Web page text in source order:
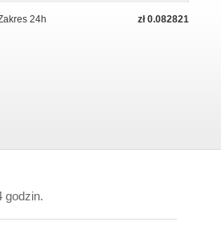
24h zł 0.082821
godzin.